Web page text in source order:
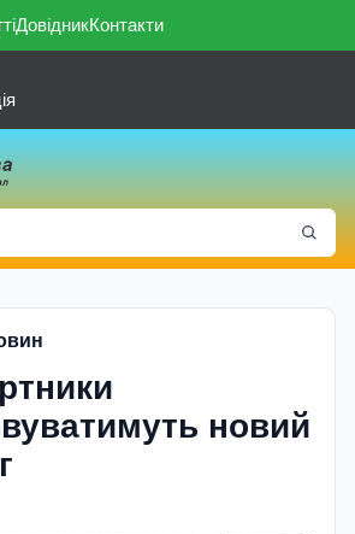
ДовідникКонтакти
новий